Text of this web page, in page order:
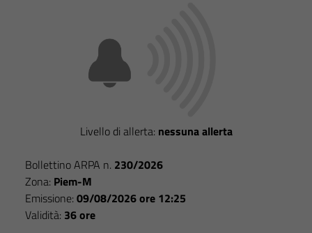
Livello di allerta: nessuna allerta
Bollettino ARPA n. 230/2026
Zona: Piem-M
Emissione: 09/08/2026 ore 12:25
Validità: 36 ore
funzionamento
disabilitati.